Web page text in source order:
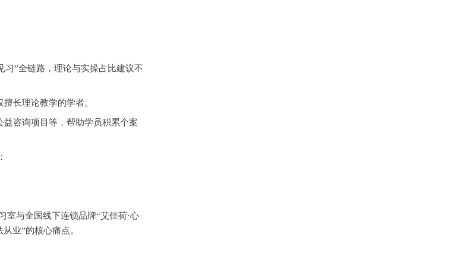
习”全链路，理论与实操占比建议不
长理论教学的学者。
咨询项目等，帮助学员积累个案
室与全国线下连锁品牌“艾佳荷·心
业”的核心痛点。